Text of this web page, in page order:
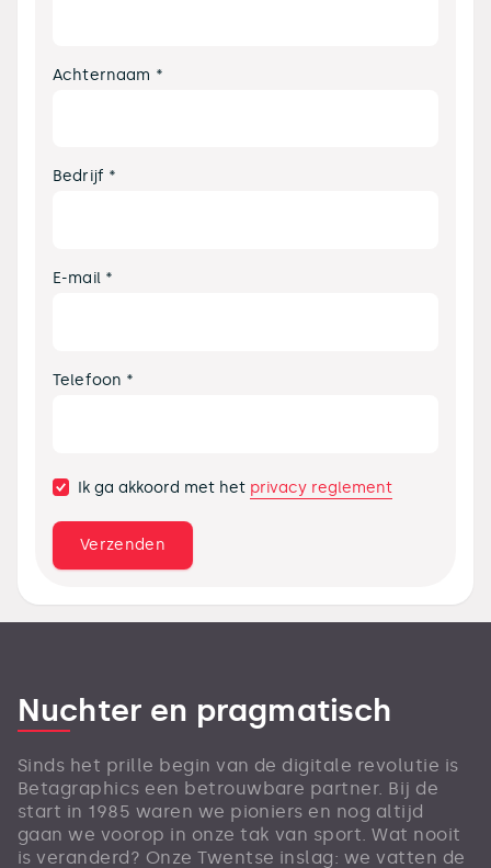
Achternaam *
Bedrijf *
E-mail *
Telefoon *
Ik ga akkoord met het privacy reglement
Nuchter en pragmatisch
Sinds het prille begin van de digitale revolutie is
Betagraphics een betrouwbare partner. Bij de
start in 1985 waren we pioniers en nog altijd
gaan we voorop in onze tak van sport. Wat nooit
is veranderd? Onze Twentse inslag: we vatten de